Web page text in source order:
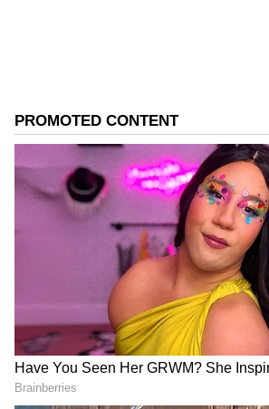
DOWNLOAD APP
ಕರ್ನಾಟಕ, ಭಾರತ (